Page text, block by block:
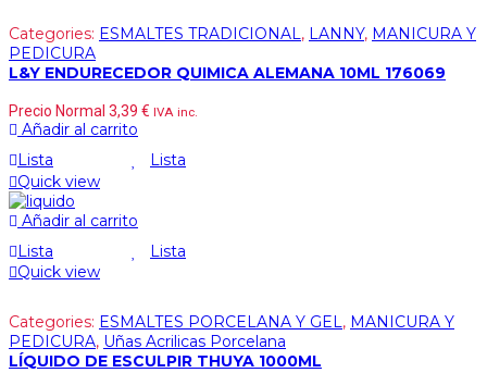
Categories: ESMALTES TRADICIONAL, LANNY, MANICURA Y
PEDICURA
L&Y ENDURECEDOR QUIMICA ALEMANA 10ML 176069
Precio Normal 3,39 € IVA inc.
Añadir al carrito
Lista
Lista
Quick view
Añadir al carrito
Lista
Lista
Quick view
Categories: ESMALTES PORCELANA Y GEL, MANICURA Y
PEDICURA, Uñas Acrilicas Porcelana
LÍQUIDO DE ESCULPIR THUYA 1000ML